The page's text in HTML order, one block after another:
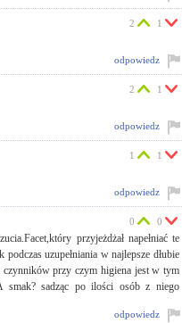
2 1
odpowiedz
2 1
odpowiedz
1 1
odpowiedz
przyjeżdżał napełniać te
uzupełniania w najlepsze dłubie
czynników przy czym higiena jest w tym
smak? sadząc po ilości osób z niego
0 0
odpowiedz